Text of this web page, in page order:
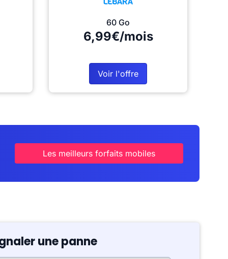
60 Go
6,99€/mois
Voir l'offre
Les meilleurs forfaits mobiles
une panne